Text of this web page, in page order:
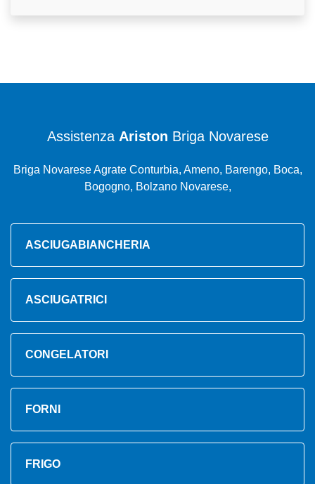
Assistenza Ariston Briga Novarese
Briga Novarese Agrate Conturbia, Ameno, Barengo, Boca,
Bogogno, Bolzano Novarese,
ASCIUGABIANCHERIA
ASCIUGATRICI
CONGELATORI
FORNI
FRIGO